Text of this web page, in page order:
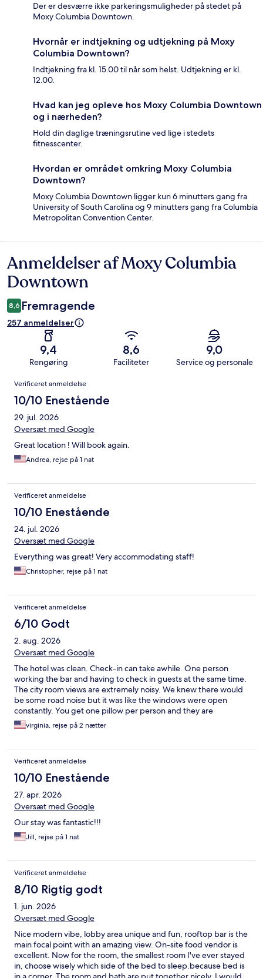
Der er desværre ikke parkeringsmuligheder på stedet på
Moxy Columbia Downtown.
Hvornår er indtjekning og udtjekning på Moxy
Columbia Downtown?
Indtjekning fra kl. 15.00 til når som helst. Udtjekning er kl.
12.00.
Hvad kan jeg opleve hos Moxy Columbia Downtown
og i nærheden?
Hold din daglige træningsrutine ved lige i stedets
fitnesscenter.
Hvordan er området omkring Moxy Columbia
Downtown?
Moxy Columbia Downtown ligger kun 6 minutters gang fra
University of South Carolina og 9 minutters gang fra Columbia
Metropolitan Convention Center.
Anmeldelser
Anmeldelser af Moxy Columbia
Downtown
8,6 Fremragende
257 anmeldelser
9,4
Rengøring
8,6
Faciliteter
9,0
Service og personale
Anmeldelser
Verificeret anmeldelse
10/10 Enestående
29. jul. 2026
Oversæt med Google
Great location ! Will book again.
Andrea, rejse på 1 nat
Verificeret anmeldelse
10/10 Enestående
24. jul. 2026
Oversæt med Google
Everything was great! Very accommodating staff!
Christopher, rejse på 1 nat
Verificeret anmeldelse
6/10 Godt
2. aug. 2026
Oversæt med Google
The hotel was clean. Check-in can take awhile. One person
working the bar and having to check in guests at the same time.
The city room views are extremely noisy. We knew there would
be some road noise but it was like the windows were open
constantly. You get one pillow per person and they are
uncomfortable.
virginia, rejse på 2 nætter
Verificeret anmeldelse
10/10 Enestående
27. apr. 2026
Oversæt med Google
Our stay was fantastic!!!
Jill, rejse på 1 nat
Verificeret anmeldelse
8/10 Rigtig godt
1. jun. 2026
Oversæt med Google
Nice modern vibe, lobby area unique and fun, rooftop bar is the
main focal point with an amazing view. On-site food vendor is
excellent. Now for the room, the smallest room I've ever stayed
in, choose wisely which side of the bed to sleep.because bed is